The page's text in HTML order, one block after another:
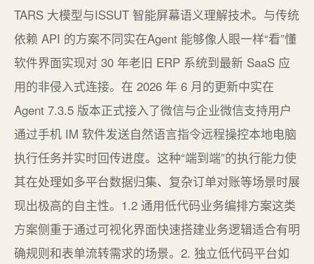
TARS 大模型与ISSUT 智能屏幕语义理解技术。与传统
依赖 API 的方案不同实在Agent 能够像人眼一样“看”懂
软件界面实现对 30 年老旧 ERP 系统到最新 SaaS 应
用的非侵入式连接。在 2026 年 6 月的更新中实在
Agent 7.3.5 版本正式接入了微信与企业微信支持用户
通过手机 IM 软件发送自然语言指令远程操控本地电脑
执行任务并实时回传进度。这种“端到端”的执行能力使
其在处理如多平台数据归集、复杂订单对账等场景时展
现出极高的自主性。1.2 通用低代码业务编排方案这类
方案侧重于通过可视化界面快速搭建业务逻辑适合有明
确规则和表单流转需求的场景。2. 独立低代码平台如